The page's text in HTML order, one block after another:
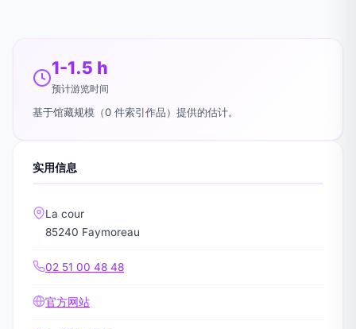
1-1.5 h
预计游览时间
基于馆藏规模（0 件索引作品）提供的估计。
实用信息
La cour
85240 Faymoreau
02 51 00 48 48
官方网站